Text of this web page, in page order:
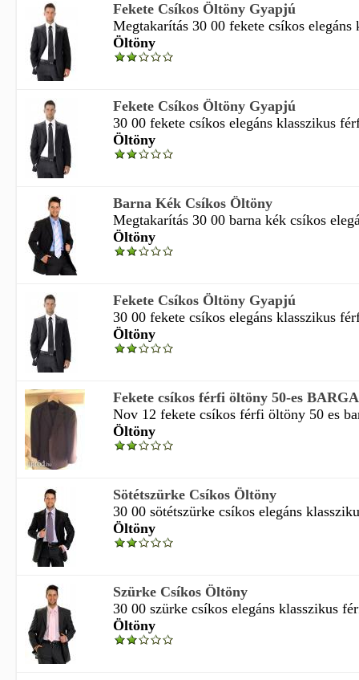
Fekete Csíkos Öltöny Gyapjú
Megtakarítás 30 00 fekete csíkos elegáns
Öltöny
Fekete Csíkos Öltöny Gyapjú
30 00 fekete csíkos elegáns klasszikus
Öltöny
Barna Kék Csíkos Öltöny
Megtakarítás 30 00 barna kék csíkos
Öltöny
Fekete Csíkos Öltöny Gyapjú
30 00 fekete csíkos elegáns klasszikus
Öltöny
Fekete csíkos férfi öltöny 50-es BARGA
Nov 12 fekete csíkos férfi öltöny 50 es
Öltöny
Sötétszürke Csíkos Öltöny
30 00 sötétszürke csíkos elegáns
Öltöny
Szürke Csíkos Öltöny
30 00 szürke csíkos elegáns klasszikus
Öltöny